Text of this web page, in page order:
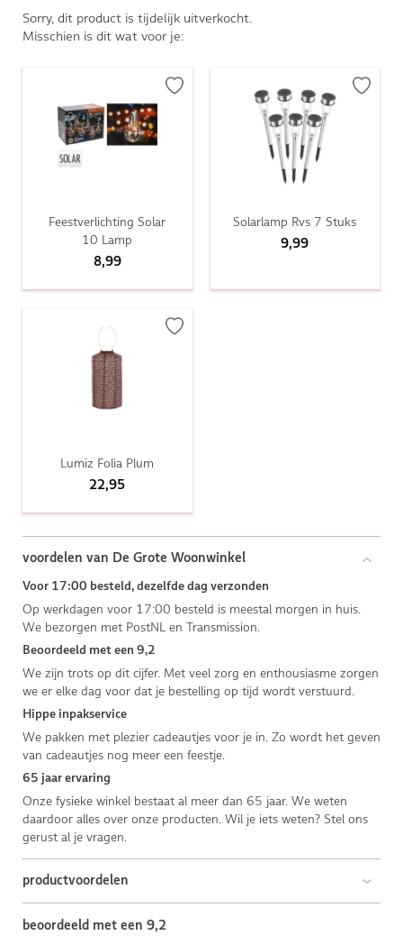
Sorry, dit product is tijdelijk uitverkocht.
Misschien is dit wat voor je:
Feestverlichting Solar
10 Lamp
8,99
Solarlamp Rvs 7 Stuks
9,99
Lumiz Folia Plum
22,95
voordelen van De Grote Woonwinkel
Voor 17:00 besteld, dezelfde dag verzonden
Op werkdagen voor 17:00 besteld is meestal morgen in huis.
We bezorgen met PostNL en Transmission.
Beoordeeld met een 9,2
We zijn trots op dit cijfer. Met veel zorg en enthousiasme zorgen
we er elke dag voor dat je bestelling op tijd wordt verstuurd.
Hippe inpakservice
We pakken met plezier cadeautjes voor je in. Zo wordt het geven
van cadeautjes nog meer een feestje.
65 jaar ervaring
Onze fysieke winkel bestaat al meer dan 65 jaar. We weten
daardoor alles over onze producten. Wil je iets weten? Stel ons
gerust al je vragen.
productvoordelen
beoordeeld met een 9,2